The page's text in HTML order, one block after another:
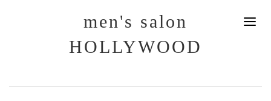
men's salon
HOLLYWOOD